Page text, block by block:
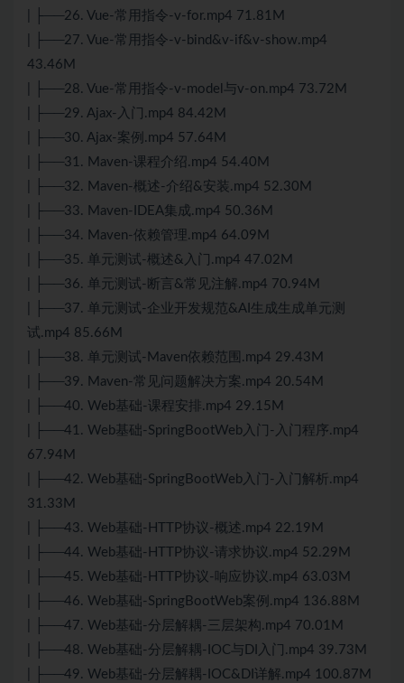
| ├──26. Vue-常用指令-v-for.mp4 71.81M
| ├──27. Vue-常用指令-v-bind&v-if&v-show.mp4
43.46M
| ├──28. Vue-常用指令-v-model与v-on.mp4 73.72M
| ├──29. Ajax-入门.mp4 84.42M
| ├──30. Ajax-案例.mp4 57.64M
| ├──31. Maven-课程介绍.mp4 54.40M
| ├──32. Maven-概述-介绍&安装.mp4 52.30M
| ├──33. Maven-IDEA集成.mp4 50.36M
| ├──34. Maven-依赖管理.mp4 64.09M
| ├──35. 单元测试-概述&入门.mp4 47.02M
| ├──36. 单元测试-断言&常见注解.mp4 70.94M
| ├──37. 单元测试-企业开发规范&AI生成生成单元测
试.mp4 85.66M
| ├──38. 单元测试-Maven依赖范围.mp4 29.43M
| ├──39. Maven-常见问题解决方案.mp4 20.54M
| ├──40. Web基础-课程安排.mp4 29.15M
| ├──41. Web基础-SpringBootWeb入门-入门程序.mp4
67.94M
| ├──42. Web基础-SpringBootWeb入门-入门解析.mp4
31.33M
| ├──43. Web基础-HTTP协议-概述.mp4 22.19M
| ├──44. Web基础-HTTP协议-请求协议.mp4 52.29M
| ├──45. Web基础-HTTP协议-响应协议.mp4 63.03M
| ├──46. Web基础-SpringBootWeb案例.mp4 136.88M
| ├──47. Web基础-分层解耦-三层架构.mp4 70.01M
| ├──48. Web基础-分层解耦-IOC与DI入门.mp4 39.73M
| ├──49. Web基础-分层解耦-IOC&DI详解.mp4 100.87M